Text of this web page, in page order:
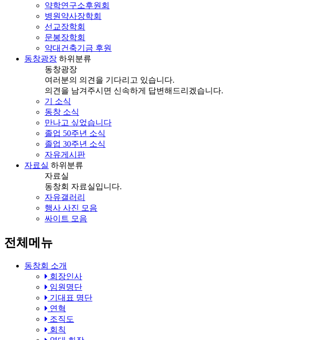
약학연구소후원회
병원약사장학회
선교장학회
문봉장학회
약대건축기금 후원
동창광장 하위분류
동창광장
여러분의 의견을 기다리고 있습니다.
의견을 남겨주시면 신속하게 답변해드리겠습니다.
기 소식
동창 소식
만나고 싶었습니다
졸업 50주년 소식
졸업 30주년 소식
자유게시판
자료실 하위분류
자료실
동창회 자료실입니다.
자유갤러리
행사 사진 모음
싸이트 모음
전체메뉴
동창회 소개
회장인사
임원명단
기대표 명단
연혁
조직도
회칙